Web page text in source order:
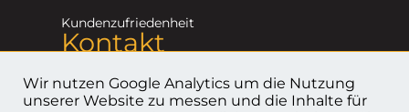
Wir nutzen Google Analytics um die Nutzung
unserer Website zu messen und die Inhalte für
Kundenzufriedenheit
Kontakt
info@devduck.de
Kontaktformular